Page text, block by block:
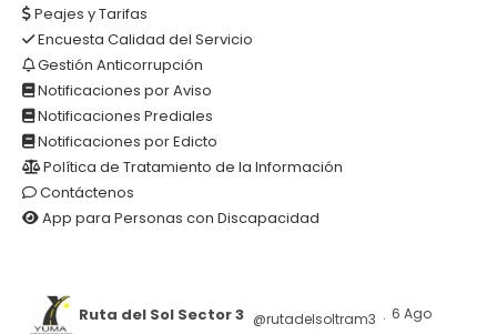
Peajes y Tarifas
Encuesta Calidad del Servicio
Gestión Anticorrupción
Notificaciones por Aviso
Notificaciones Prediales
Notificaciones por Edicto
Política de Tratamiento de la Información
Contáctenos
App para Personas con Discapacidad
Ruta del Sol Sector 3 @rutadelsoltram3 · 6 Ago